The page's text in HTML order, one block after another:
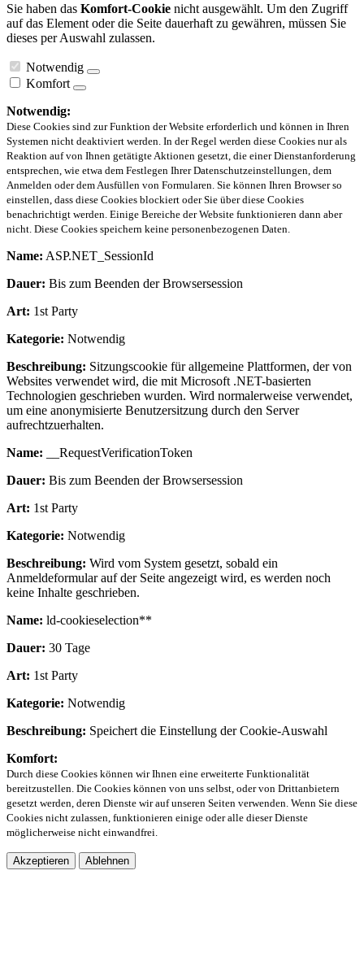
Sie haben das Komfort-Cookie nicht ausgewählt. Um den Zugriff
auf das Element oder die Seite dauerhaft zu gewähren, müssen Sie
dieses per Auswahl zulassen.
Notwendig
Komfort
Notwendig:
Diese Cookies sind zur Funktion der Website erforderlich und können in Ihren
Systemen nicht deaktiviert werden. In der Regel werden diese Cookies nur als
Reaktion auf von Ihnen getätigte Aktionen gesetzt, die einer Dienstanforderung
entsprechen, wie etwa dem Festlegen Ihrer Datenschutzeinstellungen, dem
Anmelden oder dem Ausfüllen von Formularen. Sie können Ihren Browser so
einstellen, dass diese Cookies blockiert oder Sie über diese Cookies
benachrichtigt werden. Einige Bereiche der Website funktionieren dann aber
nicht. Diese Cookies speichern keine personenbezogenen Daten.
Name: ASP.NET_SessionId
Dauer: Bis zum Beenden der Browsersession
Art: 1st Party
Kategorie: Notwendig
Beschreibung: Sitzungscookie für allgemeine Plattformen, der von
Websites verwendet wird, die mit Microsoft .NET-basierten
Technologien geschrieben wurden. Wird normalerweise verwendet,
um eine anonymisierte Benutzersitzung durch den Server
aufrechtzuerhalten.
Name: __RequestVerificationToken
Dauer: Bis zum Beenden der Browsersession
Art: 1st Party
Kategorie: Notwendig
Beschreibung: Wird vom System gesetzt, sobald ein
Anmeldeformular auf der Seite angezeigt wird, es werden noch
keine Inhalte geschrieben.
Name: ld-cookieselection**
Dauer: 30 Tage
Art: 1st Party
Kategorie: Notwendig
Beschreibung: Speichert die Einstellung der Cookie-Auswahl
Komfort:
Durch diese Cookies können wir Ihnen eine erweiterte Funktionalität
bereitzustellen. Die Cookies können von uns selbst, oder von Drittanbietern
gesetzt werden, deren Dienste wir auf unseren Seiten verwenden. Wenn Sie diese
Cookies nicht zulassen, funktionieren einige oder alle dieser Dienste
möglicherweise nicht einwandfrei.
Akzeptieren Ablehnen